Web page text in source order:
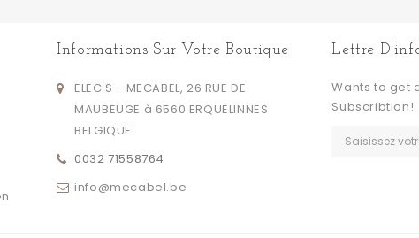
Informations Sur Votre Boutique
ELEC S - MECABEL, 26 RUE DE
MAUBEUGE à 6560 ERQUELINNES
BELGIQUE
0032 71558764
info@mecabel.be
Lettre
Wants to get
Subscribtion!